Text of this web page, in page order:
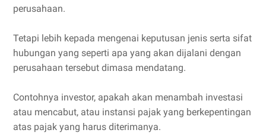
perusahaan.
Tetapi lebih kepada mengenai keputusan jenis serta sifat
hubungan yang seperti apa yang akan dijalani dengan
perusahaan tersebut dimasa mendatang.
Contohnya investor, apakah akan menambah investasi
atau mencabut, atau instansi pajak yang berkepentingan
atas pajak yang harus diterimanya.